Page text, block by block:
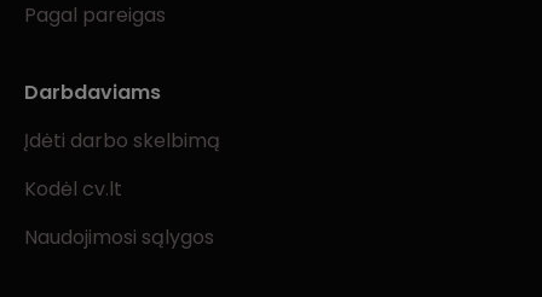
Pagal pareigas
Darbdaviams
Įdėti darbo skelbimą
Kodėl cv.lt
Naudojimosi sąlygos